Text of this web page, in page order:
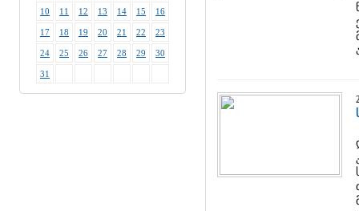
10 11 12 13 14 15 16
17 18 19 20 21 22 23
24 25 26 27 28 29 30
31